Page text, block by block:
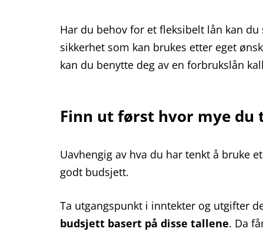
Har du behov for et fleksibelt lån kan
sikkerhet som kan brukes etter eget
kan du benytte deg av en forbrukslån
Finn ut først hvor mye du
Uavhengig av hva du har tenkt å bruke
godt budsjett.
Ta utgangspunkt i inntekter og utgifter
budsjett basert på disse tallene. Da